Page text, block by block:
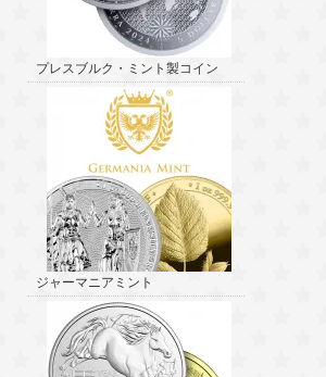
プレスブルク・ミント製コイン
ジャーマニアミント